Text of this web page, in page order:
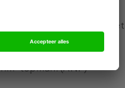
jaren vaak in het
bedrijven daarin
als topman van
topman. (ANP)